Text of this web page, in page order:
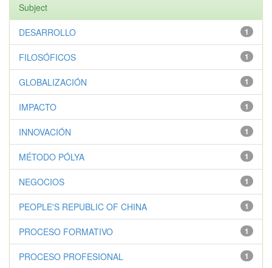
Subject
1
DESARROLLO
1
FILOSÓFICOS
1
GLOBALIZACIÓN
1
IMPACTO
1
INNOVACIÓN
1
MÉTODO PÓLYA
1
NEGOCIOS
1
PEOPLE'S REPUBLIC OF CHINA
1
PROCESO FORMATIVO
1
PROCESO PROFESIONAL